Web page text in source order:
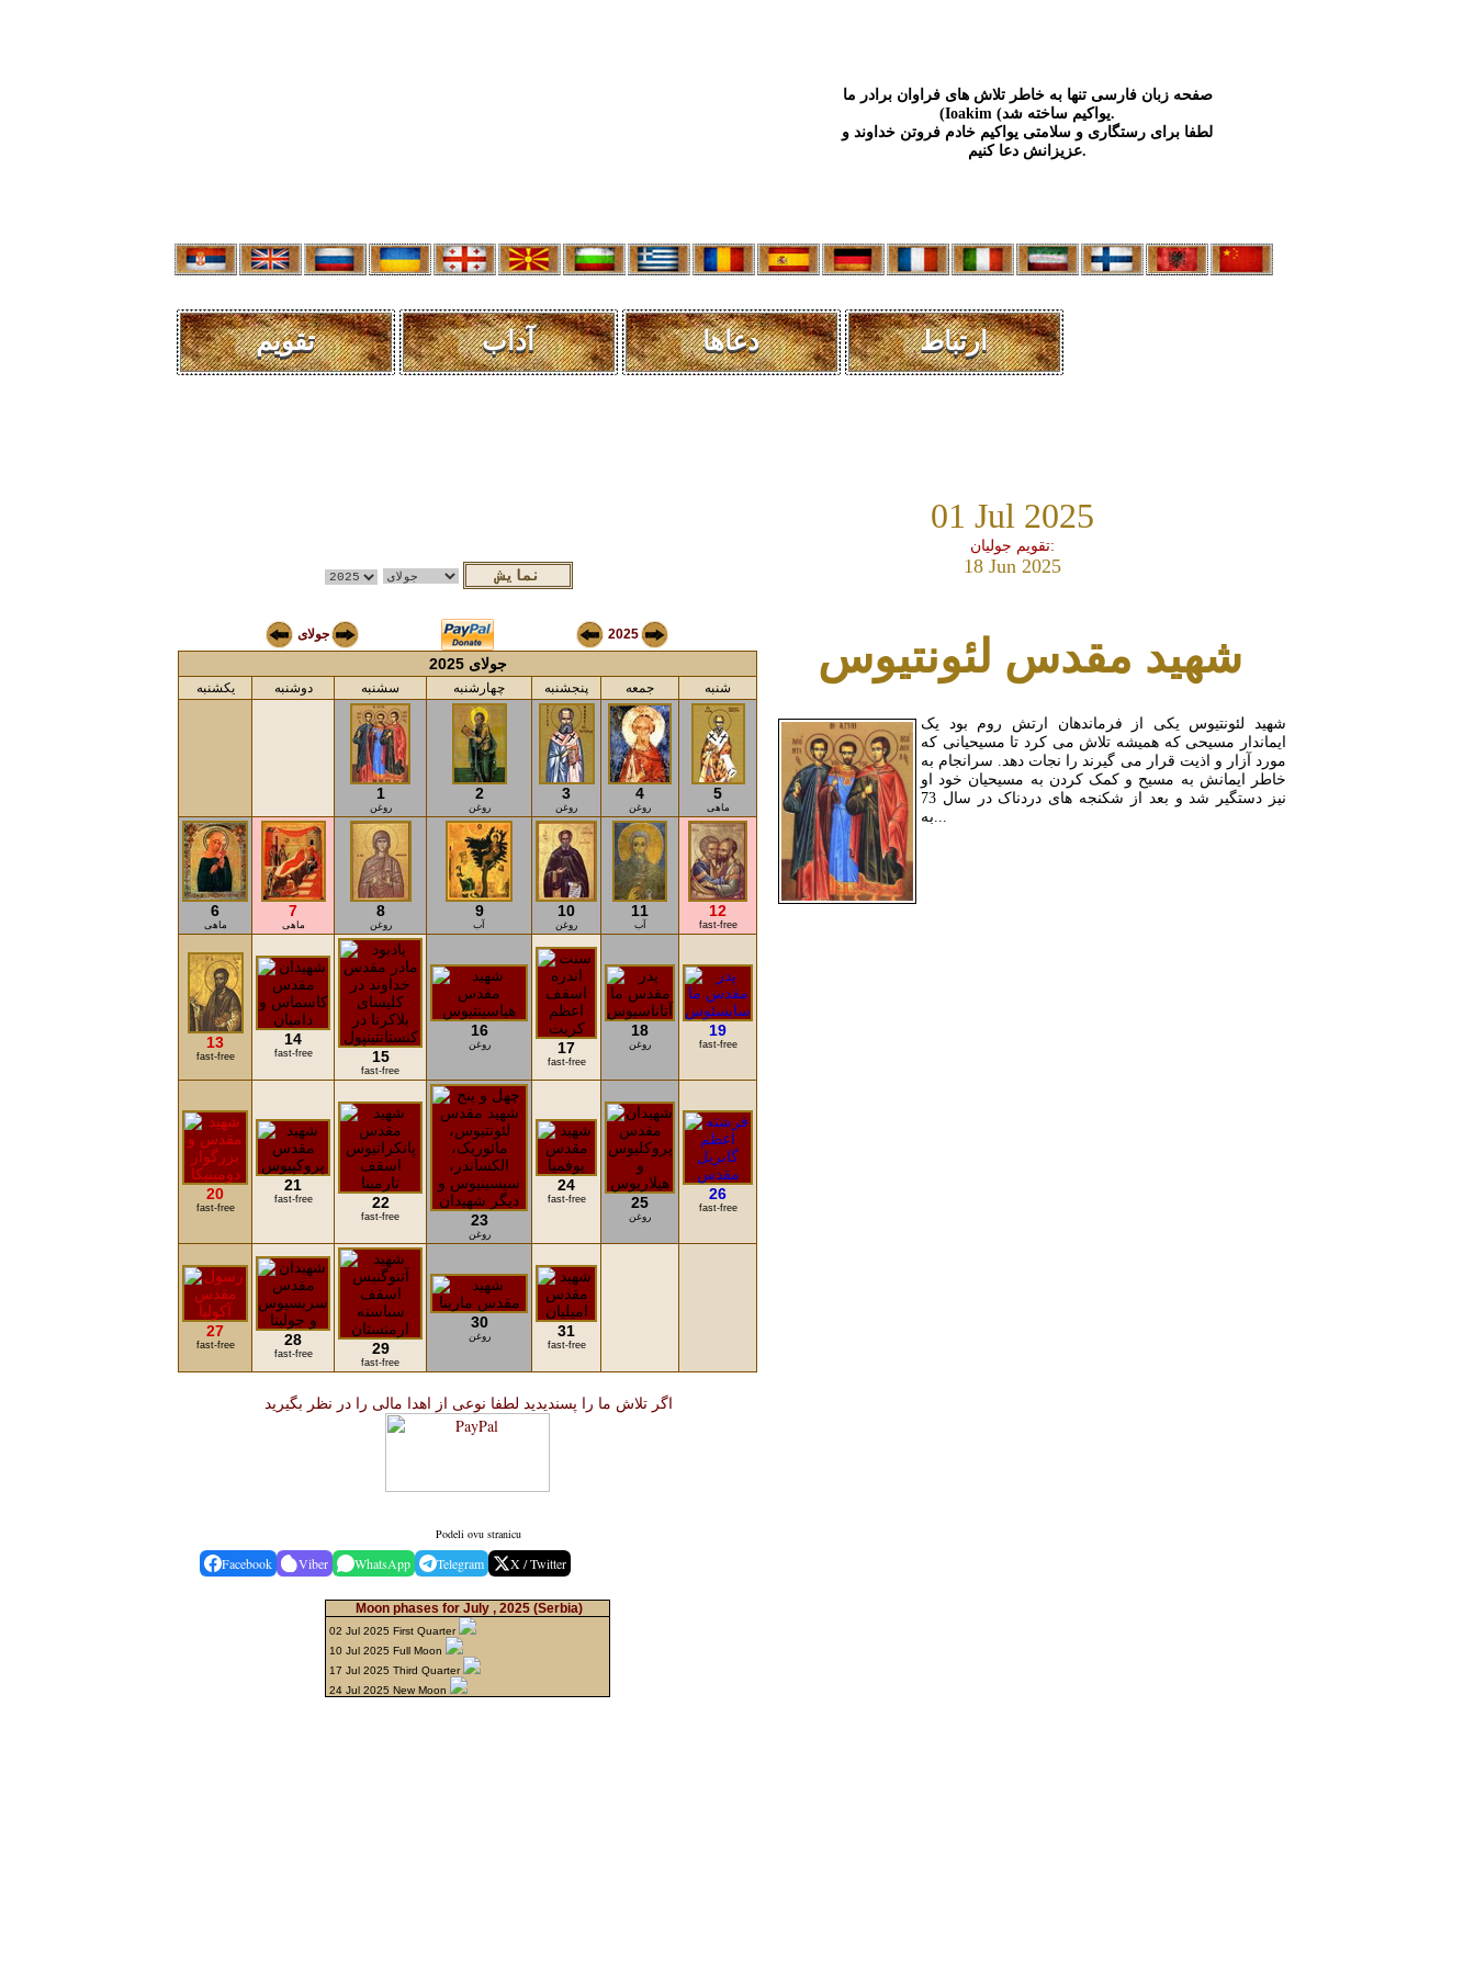
صفحه زبان فارسی تنها به خاطر تلاش های فراوان برادر ما
(Ioakim (یواکیم ساخته شد.
لطفا برای رستگاری و سلامتی یواکیم خادم فروتن خداوند و
عزیزانش دعا کنیم.
تقویم آداب دعاها ارتباط
01 Jul 2025
تقویم جولیان:
18 Jun 2025
جولای 2025 شهید مقدس لئونتیوس
شهید لئونتیوس یکی از فرماندهان ارتش روم بود یک
ایماندار مسیحی که همیشه تلاش می کرد تا مسیحیانی که
مورد آزار و اذیت قرار می گیرند را نجات دهد. سرانجام به
خاطر ایمانش به مسیح و کمک کردن به مسیحیان خود او
نیز دستگیر شد و بعد از شکنجه های دردناک در سال 73
به...
جولای 2025
یکشنبه دوشنبه سشنبه چهارشنبه پنجشنبه جمعه شنبه
1
روغن
2
روغن
3
روغن
4
روغن
5
ماهی
6
ماهی
7
ماهی
8
روغن
9
آب
10
روغن
11
آب
12
fast-free
13
fast-free
14
fast-free 15
fast-free
16
روغن 17
fast-free
18
روغن
19
fast-free
20
fast-free
21
fast-free 22
fast-free 23
روغن
24
fast-free 25
روغن
26
fast-free
27
fast-free 28
fast-free 29
fast-free
30
روغن 31
fast-free
اگر تلاش ما را پسندیدید لطفا نوعی از اهدا مالی را در نظر بگیرید
Podeli ovu stranicu
Facebook Viber WhatsApp Telegram X / Twitter
Moon phases for July , 2025 (Serbia)
02 Jul 2025 First Quarter
10 Jul 2025 Full Moon
17 Jul 2025 Third Quarter
24 Jul 2025 New Moon